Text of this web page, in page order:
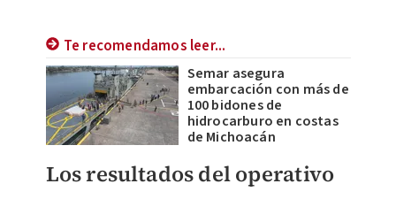
Te recomendamos leer...
Semar asegura
embarcación con más de
100 bidones de
hidrocarburo en costas
de Michoacán
Los resultados del operativo